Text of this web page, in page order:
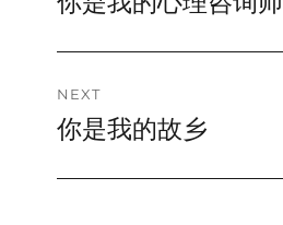
navigation
NEXT
Next
你是我的故乡